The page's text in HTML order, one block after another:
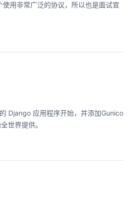
用非常广泛的协议，所以也是面试官
Django 应用程序开始，并添加Gunico
世界提供。